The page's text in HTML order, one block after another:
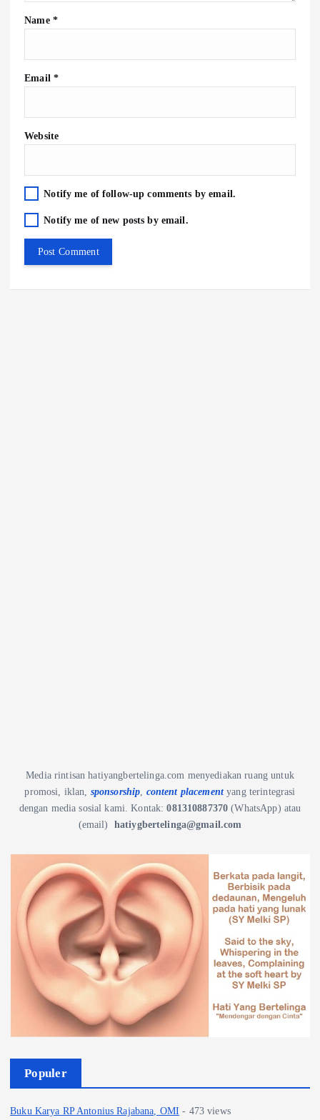
Name *
Email *
Website
Notify me of follow-up comments by email.
Notify me of new posts by email.
Media rintisan hatiyangbertelinga.com menyediakan ruang untuk
promosi, iklan, sponsorship content placementyang terintegrasi
dengan media sosial kami.Kontak:081310887370(WhatsApp) atau
(email) hatiygbertelinga@gmail.com
Populer
Buku Karya RP Antonius Rajabana, OMI - 473 views